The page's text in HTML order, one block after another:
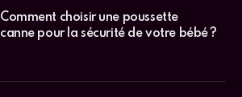
Comment choisir une poussette
canne pour la sécurité de votre bébé ?